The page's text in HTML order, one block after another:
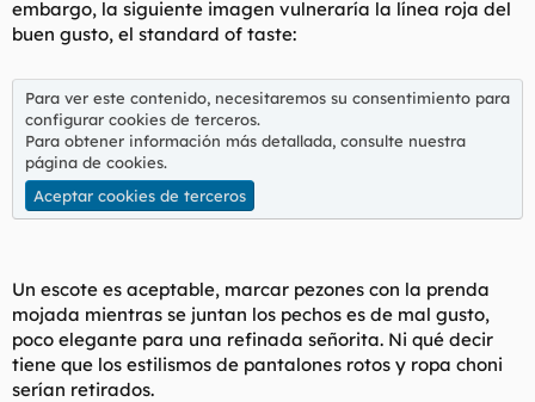
embargo, la siguiente imagen vulneraría la línea roja del
buen gusto, el standard of taste:
Para ver este contenido, necesitaremos su consentimiento para
configurar cookies de terceros.
Para obtener información más detallada, consulte nuestra
página de cookies.
Aceptar cookies de terceros
Un escote es aceptable, marcar pezones con la prenda
mojada mientras se juntan los pechos es de mal gusto,
poco elegante para una refinada señorita. Ni qué decir
tiene que los estilismos de pantalones rotos y ropa choni
serían retirados.